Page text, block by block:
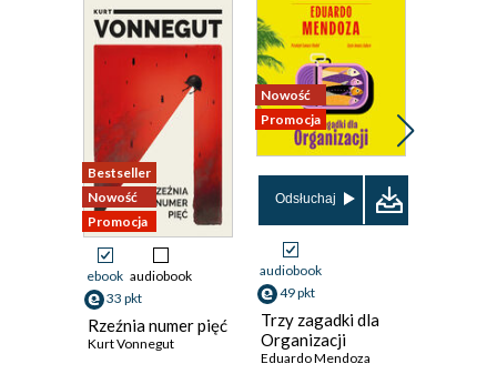
Bestseller
Nowość
Promocja
ebook audiobook
33 pkt
Rzeźnia numer pięć
Kurt Vonnegut
Nowość
Promocja
Odsłuchaj
audiobook
49 pkt
Trzy zagadki dla
Organizacji
Eduardo Mendoza